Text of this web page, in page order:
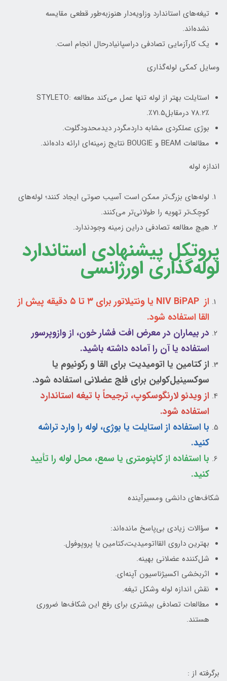
تیغه‌های استاندارد وزاویه‌دار هنوزبه‌طور قطعی مقایسه
نشده‌اند.
یک کارآزمایی تصادفی دراسپانیادرحال انجام است.
وسایل کمکی لوله‌گذاری
استایلت بهتر از لوله تنها عمل می‌کند مطالعه STYLETO:
۷۸.۲٪ درمقابل۷۱.۵٪.
بوژی عملکردی مشابه داردمگردر دیدمحدودگلوت.
مطالعات BEAM و BOUGIE نتایج زمینه‌ای ارائه داده‌اند.
اندازه لوله
لوله‌های بزرگ‌تر ممکن است آسیب صوتی ایجاد کنند؛ لوله‌های
کوچک‌تر تهویه را طولانی‌تر می‌کنند.
هیچ مطالعه تصادفی دراین زمینه وجودندارد.
پروتکل پیشنهادی استاندارد
لوله‌گذاری اورژانسی
از NIV BiPAP یا ونتیلاتور برای ۳ تا ۵ دقیقه پیش از
القا استفاده شود.
در بیماران در معرض افت فشار خون، از وازوپرسور
استفاده یا آن را آماده داشته باشید.
از کتامین یا اتومیدیت برای القا و رکونیوم یا
سوکسینیل‌کولین برای فلج عضلانی استفاده شود.
از ویدئو لارنگوسکوپ، ترجیحاً با تیغه استاندارد
استفاده شود.
با استفاده از استایلت یا بوژی، لوله را وارد تراشه
کنید.
با استفاده از کاپنومتری یا سمع، محل لوله را تأیید
کنید.
شکاف‌های دانشی ومسیرآینده
سؤالات زیادی بی‌پاسخ مانده‌اند:
بهترین داروی القااتومیدیت،کتامین یا پروپوفول.
شل‌کننده عضلانی بهینه.
اثربخشی اکسیژناسیون آپنه‌ای.
نقش اندازه لوله وشکل تیغه.
مطالعات تصادفی بیشتری برای رفع این شکاف‌ها ضروری
هستند.
برگرفته از :